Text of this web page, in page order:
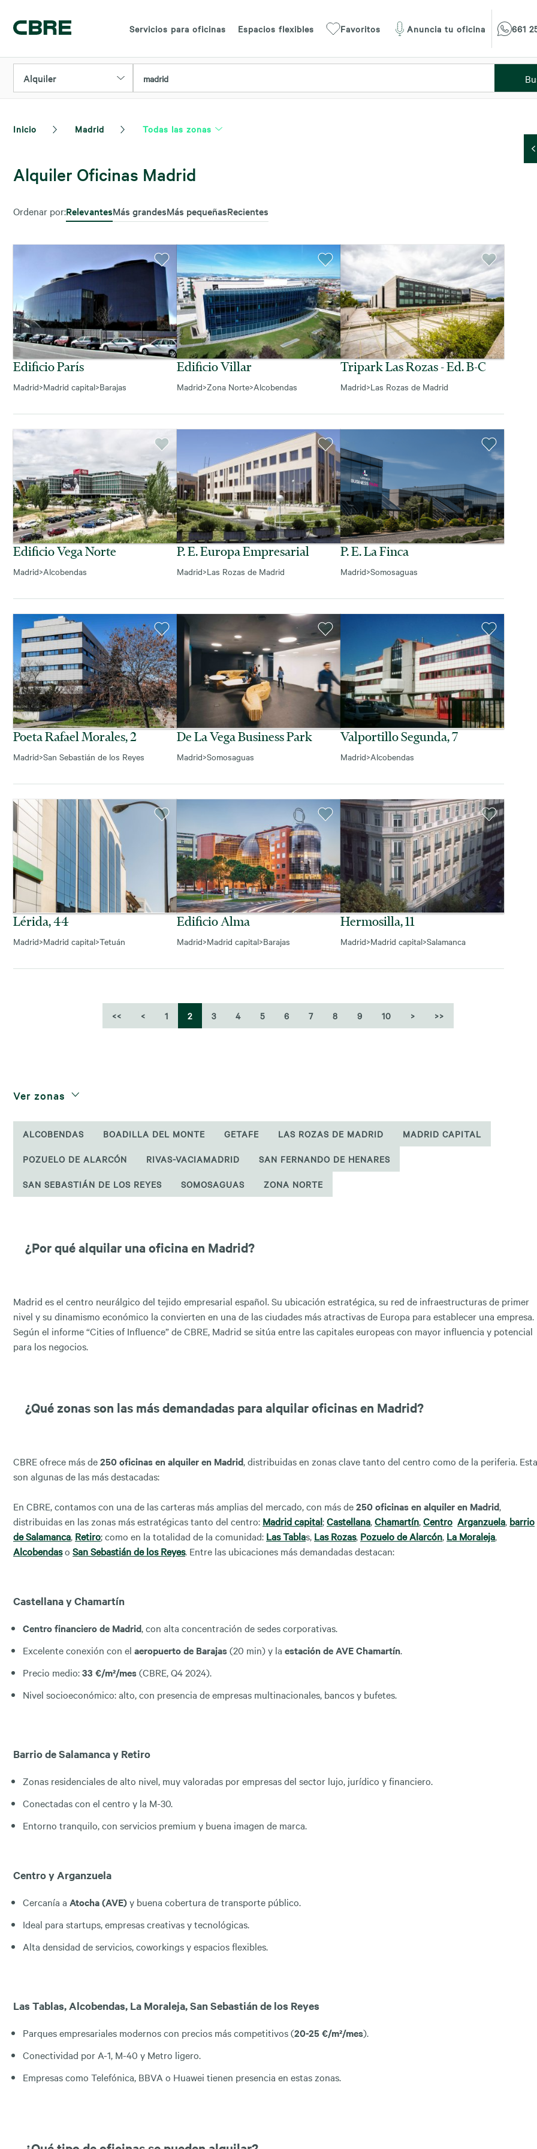
Servicios para oficinas Espacios flexibles Favoritos Anuncia tu oficina 661
Alquiler madrid
Inicio Madrid Todas las zonas
Alquiler Oficinas Madrid
Ordenar por:RelevantesMás grandesMás pequeñasRecientes
Edificio París
Madrid>Madrid capital>Barajas
Edificio Villar
Madrid>Zona Norte>Alcobendas
Tripark Las Rozas - Ed. B-C
Madrid>Las Rozas de Madrid
Edificio Vega Norte
Madrid>Alcobendas
P. E. Europa Empresarial
Madrid>Las Rozas de Madrid
P. E. La Finca
Madrid>Somosaguas
Poeta Rafael Morales, 2
Madrid>San Sebastián de los Reyes
De La Vega Business Park
Madrid>Somosaguas
Valportillo Segunda, 7
Madrid>Alcobendas
Lérida, 44
Madrid>Madrid capital>Tetuán
Edificio Alma
Madrid>Madrid capital>Barajas
Hermosilla, 11
Madrid>Madrid capital>Salamanca
<< < 1 2 3 4 5 6 7 8 9 10 > >>
Ver zonas
ALCOBENDAS BOADILLA DEL MONTE GETAFE LAS ROZAS DE MADRID MADRID CAPITAL
POZUELO DE ALARCÓN RIVAS-VACIAMADRID SAN FERNANDO DE HENARES
SAN SEBASTIÁN DE LOS REYES SOMOSAGUAS ZONA NORTE
¿Por qué alquilar una oficina en Madrid?
Madrid es el centro neurálgico del tejido empresarial español. Su ubicación estratégica, su red de infraestructuras de primer
nivel y su dinamismo económico la convierten en una de las ciudades más atractivas de Europa para establecer una empresa.
Según el informe “Cities of Influence” de CBRE, Madrid se sitúa entre las capitales europeas con mayor influencia y potencial
para los negocios.
¿Qué zonas son las más demandadas para alquilar oficinas en Madrid?
CBRE ofrece más de250 oficinas en alquiler en Madrid, distribuidas en zonas clave tanto del centro como de la periferia.
son algunas de las más destacadas:
En CBRE, contamos con una de las carteras más amplias del mercado, con más de250 oficinas en alquiler en Madrid,
distribuidas en las zonas más estratégicas tanto del centro: Madrid capital;Castellana,Chamartín,Centro Arganzuela, barrio
de Salamanca, Retiro; como en la totalidad de la comunidad: Las Tablas, Las Rozas, Pozuelo de Alarcón, La Moraleja,
Alcobendaso San Sebastián de los Reyes. Entre las ubicaciones más demandadas destacan:
Castellana y Chamartín
Centro financiero de Madrid, con alta concentración de sedes corporativas.
Excelente conexión con el aeropuerto de Barajas(20 min) y la estación de AVE Chamartín.
Precio medio:33 €/m²/mes(CBRE, Q4 2024).
Nivel socioeconómico: alto, con presencia de empresas multinacionales, bancos y bufetes.
Barrio de Salamanca y Retiro
Zonas residenciales de alto nivel, muy valoradas por empresas del sector lujo, jurídico y financiero.
Conectadas con el centro y la M-30.
Entorno tranquilo, con servicios premium y buena imagen de marca.
Centro y Arganzuela
Cercanía a Atocha (AVE)y buena cobertura de transporte público.
Ideal para startups, empresas creativas y tecnológicas.
Alta densidad de servicios, coworkings y espacios flexibles.
Las Tablas, Alcobendas, La Moraleja, San Sebastián de los Reyes
Parques empresariales modernos con precios más competitivos (20-25 €/m²/mes).
Conectividad por A-1, M-40 y Metro ligero.
Empresas como Telefónica, BBVA o Huawei tienen presencia en estas zonas.